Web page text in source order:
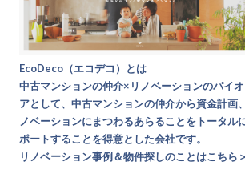
EcoDeco（エコデコ）とは
中古マンションの仲介×リノベーションのパイ
アとして、中古マンションの仲介から資金計画
ノベーションにまつわるあらることをトータル
ポートすることを得意とした会社です。
リノベーション事例＆物件探しのことはこちら